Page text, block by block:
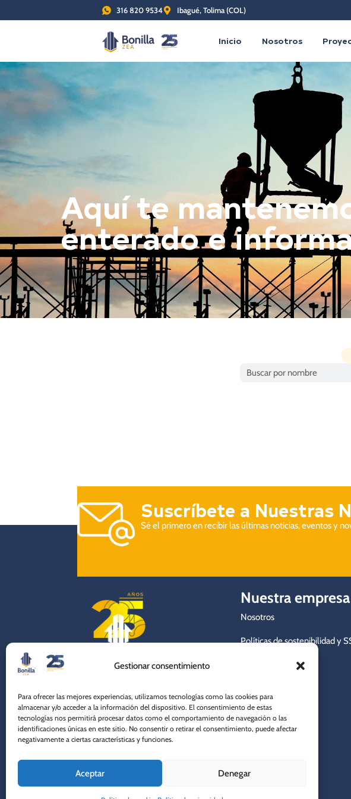
Gestionar consentimiento
Para ofrecer las mejores experiencias, utilizamos tecnologías como las cookies para
almacenar y/o acceder a la información del dispositivo. El consentimiento de estas
tecnologías nos permitirá procesar datos como el comportamiento de navegación o las
identificaciones únicas en este sitio. No consentir o retirar el consentimiento, puede afectar
negativamente a ciertas características y funciones.
Aceptar Denegar
316 820 9534 Ibagué, Tolima (COL)
Inicio Nosotros
Aquí te
enterado e
Suscríbete a Nuestras
Sé el primero en recibir las últimas noticias, eventos y
604 501 2180
+57 316 820 9534
Nuestra empresa
Nosotros
Políticas de sostenibilidad y
Política de calidad
Compramos tu lote